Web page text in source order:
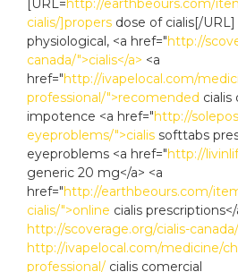
[URL=http://earthbeours.com/
cialis/]propers dose of cialis[/
physiological, <a href="http://
canada/">cialis</a> <a
href="http://ivapelocal.com/
professional/">recomended cialis
impotence <a href="http://
eyeproblems/">cialis softtabs
eyeproblems <a href="http://
generic 20 mg</a> <a
href="http://earthbeours.com/
cialis/">online cialis
http://scoverage.org/cialis-canada/
http://ivapelocal.com/medicine/
professional/ cialis comercial